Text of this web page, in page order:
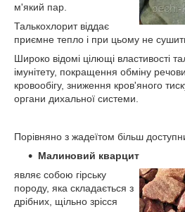
м'який пар.
Талькохлорит віддає
приємне тепло і при цьому не
Широко відомі цілющі властивості
імунітету, покращення обміну
кровообігу, зниження кров'яного
органи дихальної системи.
Порівняно з жадеїтом більш
Малиновий кварцит
являє собою гірську
породу, яка складається з
дрібних, щільно зрісся